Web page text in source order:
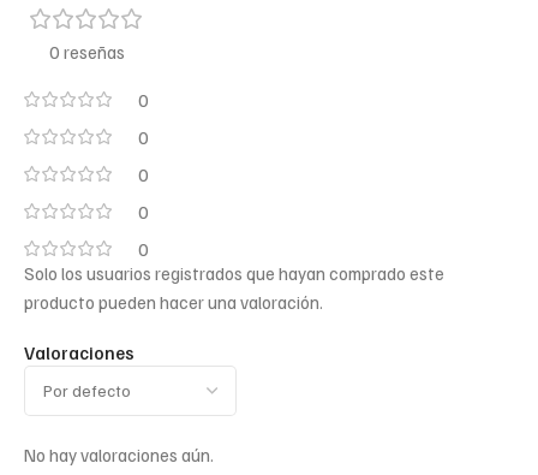
0 reseñas
0
0
0
0
0
Valoraciones
No hay valoraciones aún.
Solo los usuarios registrados que hayan comprado este
producto pueden hacer una valoración.